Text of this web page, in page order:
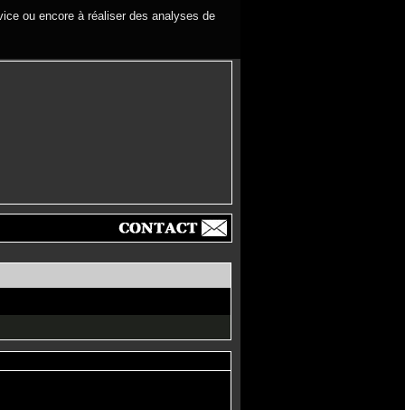
ou encore à réaliser des analyses de